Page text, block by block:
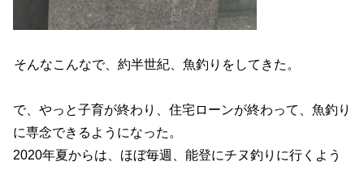
そんなこんなで、約半世紀、魚釣りをしてきた。
で、やっと子育が終わり、住宅ローンが終わって、魚釣り
に専念できるようになった。
2020年夏からは、ほぼ毎週、能登にチヌ釣りに行くよう